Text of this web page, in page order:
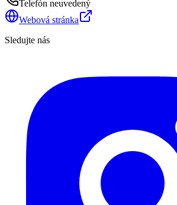
Telefón neuvedený
Webová stránka
Sledujte nás